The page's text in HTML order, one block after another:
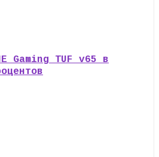
Gaming TUF v65 в